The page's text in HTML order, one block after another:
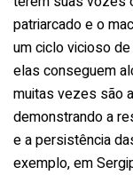
patriarcado e o
um ciclo vicioso
elas conseguem
muitas vezes são
demonstrando a
e a persistência
exemplo, em